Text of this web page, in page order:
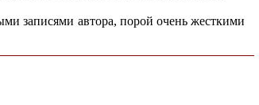
записями автора, порой очень жесткими